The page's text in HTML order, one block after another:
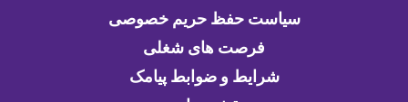
سیاست حفظ حریم خصوصی
فرصت های شغلی
شرایط و ضوابط پیامک